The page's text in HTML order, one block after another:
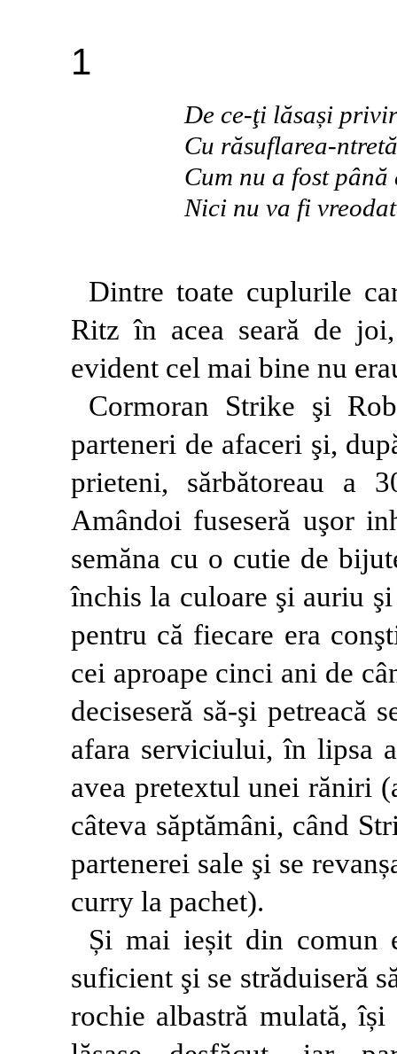
1
De ce-ţi lăsași
Cu răsuflarea-
Cum nu a fost până
Nici nu va fi
Dintre toate cuplurile
Ritz în acea seară de
evident cel mai bine nu
Cormoran Strike şi
parteneri de afaceri şi,
prieteni, sărbătoreau a
Amândoi fuseseră uşor
semăna cu o cutie de
închis la culoare şi auriu
pentru că fiecare era
cei aproape cinci ani de
deciseseră să-şi petreacă
afara serviciului, în lipsa
avea pretextul unei răniri
câteva săptămâni, când
partenerei sale şi se
curry la pachet).
Și mai ieșit din comun
suficient şi se străduiseră
rochie albastră mulată,